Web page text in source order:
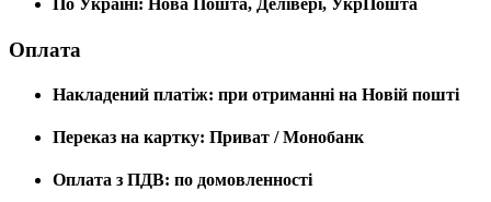
По Україні: Нова Пошта, Делівері, УкрПошта
Оплата
Накладений платіж: при отриманні на Новій пошті
Переказ на картку: Приват / Монобанк
Оплата з ПДВ: по домовленності